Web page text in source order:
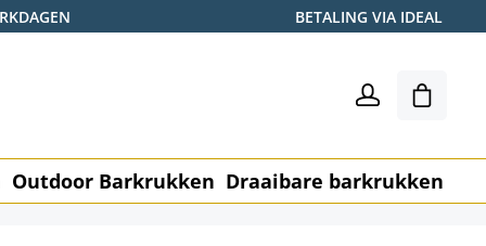
BETALING VIA IDEAL
Outdoor Barkrukken Draaibare barkrukken